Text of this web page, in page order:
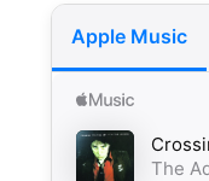
Apple Music